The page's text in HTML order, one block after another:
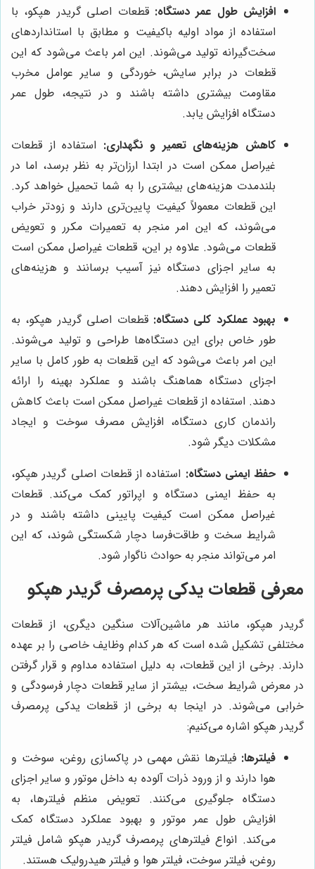
افزایش طول عمر دستگاه: قطعات اصلی گریدر هپکو، با
استفاده از مواد اولیه باکیفیت و مطابق با استانداردهای
سخت‌گیرانه تولید می‌شوند. این امر باعث می‌شود که این
قطعات در برابر سایش، خوردگی و سایر عوامل مخرب
مقاومت بیشتری داشته باشند و در نتیجه، طول عمر
دستگاه افزایش یابد.
کاهش هزینه‌های تعمیر و نگهداری: استفاده از قطعات
غیراصل ممکن است در ابتدا ارزان‌تر به نظر برسد، اما در
بلندمدت هزینه‌های بیشتری را به شما تحمیل خواهد کرد.
این قطعات معمولاً کیفیت پایین‌تری دارند و زودتر خراب
می‌شوند، که این امر منجر به تعمیرات مکرر و تعویض
قطعات می‌شود. علاوه بر این، قطعات غیراصل ممکن است
به سایر اجزای دستگاه نیز آسیب برسانند و هزینه‌های
تعمیر را افزایش دهند.
بهبود عملکرد کلی دستگاه: قطعات اصلی گریدر هپکو، به
طور خاص برای این دستگاه‌ها طراحی و تولید می‌شوند.
این امر باعث می‌شود که این قطعات به طور کامل با سایر
اجزای دستگاه هماهنگ باشند و عملکرد بهینه را ارائه
دهند. استفاده از قطعات غیراصل ممکن است باعث کاهش
راندمان کاری دستگاه، افزایش مصرف سوخت و ایجاد
مشکلات دیگر شود.
حفظ ایمنی دستگاه: استفاده از قطعات اصلی گریدر هپکو،
به حفظ ایمنی دستگاه و اپراتور کمک می‌کند. قطعات
غیراصل ممکن است کیفیت پایینی داشته باشند و در
شرایط سخت و طاقت‌فرسا دچار شکستگی شوند، که این
امر می‌تواند منجر به حوادث ناگوار شود.
معرفی قطعات یدکی پرمصرف گریدر هپکو
گریدر هپکو، مانند هر ماشین‌آلات سنگین دیگری، از قطعات
مختلفی تشکیل شده است که هر کدام وظایف خاصی را بر عهده
دارند. برخی از این قطعات، به دلیل استفاده مداوم و قرار گرفتن
در معرض شرایط سخت، بیشتر از سایر قطعات دچار فرسودگی و
خرابی می‌شوند. در اینجا به برخی از قطعات یدکی پرمصرف
گریدر هپکو اشاره می‌کنیم:
فیلترها: فیلترها نقش مهمی در پاکسازی روغن، سوخت و
هوا دارند و از ورود ذرات آلوده به داخل موتور و سایر اجزای
دستگاه جلوگیری می‌کنند. تعویض منظم فیلترها، به
افزایش طول عمر موتور و بهبود عملکرد دستگاه کمک
می‌کند. انواع فیلترهای پرمصرف گریدر هپکو شامل فیلتر
روغن، فیلتر سوخت، فیلتر هوا و فیلتر هیدرولیک هستند.